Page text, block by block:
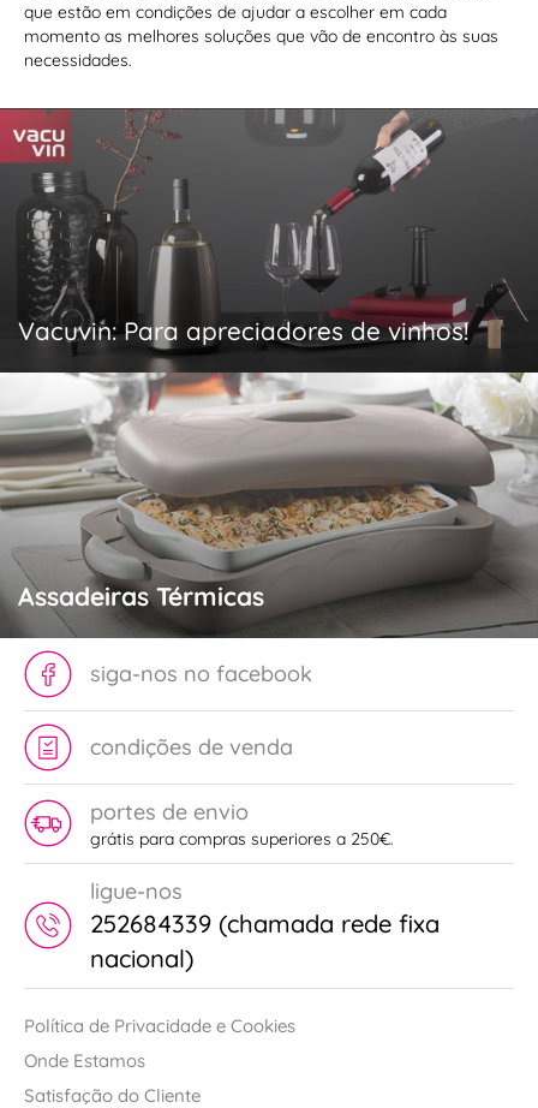
que estão em condições de ajudar a escolher em cada
momento as melhores soluções que vão de encontro às suas
necessidades.
Vacuvin: Para apreciadores de vinhos!
Assadeiras Térmicas
siga-nos no facebook
condições de venda
portes de envio
grátis para compras superiores a 250€.
ligue-nos
252684339 (chamada rede fixa
nacional)
Política de Privacidade e Cookies
Onde Estamos
Satisfação do Cliente